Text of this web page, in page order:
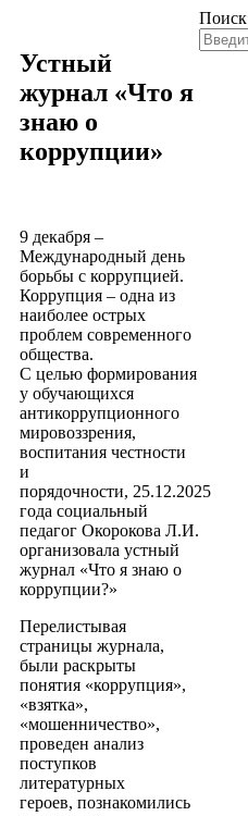
Поиск
Устный
журнал «Что я
знаю о
коррупции»
9 декабря –
Международный день
борьбы с коррупцией.
Коррупция – одна из
наиболее острых
проблем современного
общества.
С целью формирования
у обучающихся
антикоррупционного
мировоззрения,
воспитания честности
и
порядочности, 25.12.2025
года социальный
педагог Окорокова Л.И.
организовала устный
журнал «Что я знаю о
коррупции?»
Перелистывая
страницы журнала,
были раскрыты
понятия «коррупция»,
«взятка»,
«мошенничество»,
проведен анализ
поступков
литературных
героев, познакомились